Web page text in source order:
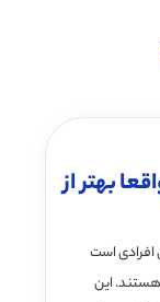
بهتر از
افرادی است
هستند. این